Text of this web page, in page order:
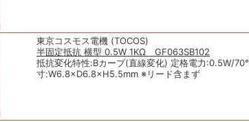
東京コスモス電機 (TOCOS)
半固定抵抗 横型 0.5W 1KΩ GF063SB102
抵抗変化特性:Bカーブ(直線変化) 定格電力:0.5W/
寸:W6.8×D6.8×H5.5mm ※リード含まず